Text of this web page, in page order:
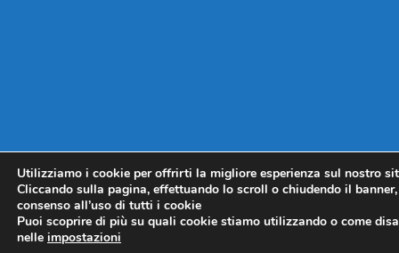
Utilizziamo i cookie per offrirti la migliore esperienza sul nostro
Cliccando sulla pagina, effettuando lo scroll o chiudendo il
consenso all’uso di tutti i cookie
Puoi scoprire di più su quali cookie stiamo utilizzando o come
nelle impostazioni